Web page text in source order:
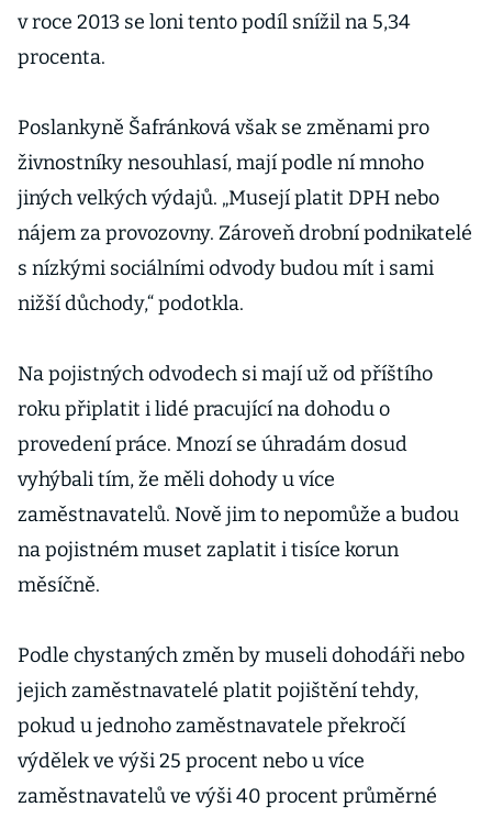
v roce 2013 se loni tento podíl snížil na 5,34
procenta.
Poslankyně Šafránková však se změnami pro
živnostníky nesouhlasí, mají podle ní mnoho
jiných velkých výdajů. „Musejí platit DPH nebo
nájem za provozovny. Zároveň drobní podnikatelé
s nízkými sociálními odvody budou mít i sami
nižší důchody,“ podotkla.
Na pojistných odvodech si mají už od příštího
roku připlatit i lidé pracující na dohodu o
provedení práce. Mnozí se úhradám dosud
vyhýbali tím, že měli dohody u více
zaměstnavatelů. Nově jim to nepomůže a budou
na pojistném muset zaplatit i tisíce korun
měsíčně.
Podle chystaných změn by museli dohodáři nebo
jejich zaměstnavatelé platit pojištění tehdy,
pokud u jednoho zaměstnavatele překročí
výdělek ve výši 25 procent nebo u více
zaměstnavatelů ve výši 40 procent průměrné